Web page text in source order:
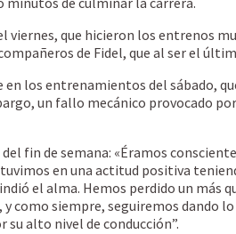
que hicieron los entrenos
de Fidel, que al ser el
los entrenamientos del sábado,
un fallo mecánico provocado
fin de semana: «Éramos
en una actitud positiva
el alma. Hemos perdido un más
como siempre, seguiremos dando
alto nivel de conducción”.